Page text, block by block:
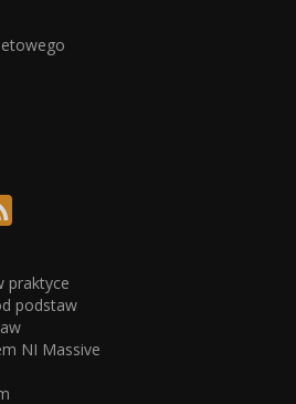
praktyce
podstaw
NI Massive